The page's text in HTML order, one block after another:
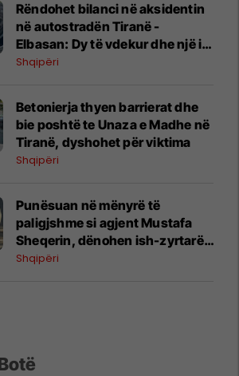
​Rëndohet bilanci në aksidentin
në autostradën Tiranë -
Elbasan: Dy të vdekur dhe një i
lënduar
Shqipëri
Betonierja thyen barrierat dhe
bie poshtë te Unaza e Madhe në
Tiranë, dyshohet për viktima
Shqipëri
Punësuan në mënyrë të
paligjshme si agjent Mustafa
Sheqerin, dënohen ish-zyrtarët
e AMP-së
Shqipëri